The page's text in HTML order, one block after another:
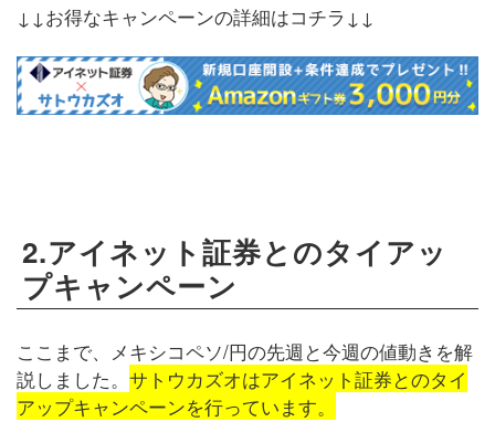
↓↓お得なキャンペーンの詳細はコチラ↓↓
2.アイネット証券とのタイアッ
プキャンペーン
ここまで、メキシコペソ/円の先週と今週の値動きを解
説しました。 サトウカズオはアイネット証券とのタイ
アップキャンペーンを行っています。